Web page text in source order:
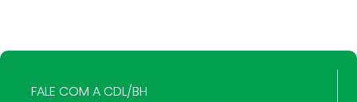
FALE COM A CDL/BH